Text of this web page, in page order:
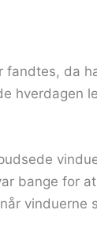
da
hverdagen
bange for
vinduerne